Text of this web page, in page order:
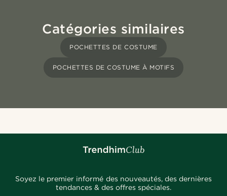
Catégories similaires
POCHETTES DE COSTUME
POCHETTES DE COSTUME À MOTIFS
Soyez le premier informé des nouveautés, des dernières
tendances & des offres spéciales.